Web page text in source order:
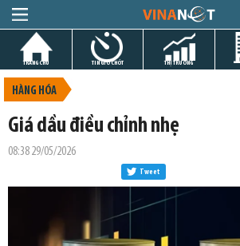
TRANG CHỦ TIN GIỜ CHÓT THỊ TRƯỜNG
HÀNG HÓA
Giá dầu điều chỉnh nhẹ
08:38 29/05/2026
Tweet